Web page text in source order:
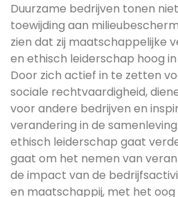
Duurzame bedrijven tonen
toewijding aan
zien dat zij maatschappelijke
en ethisch leiderschap hoog
Door zich actief in te zetten
sociale rechtvaardigheid,
voor andere bedrijven en
verandering in de
ethisch leiderschap gaat
gaat om het nemen van
de impact van de
en maatschappij, met het